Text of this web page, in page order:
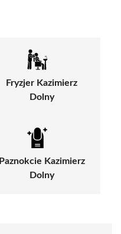
Fryzjer Kazimierz
Dolny
Paznokcie Kazimierz
Dolny